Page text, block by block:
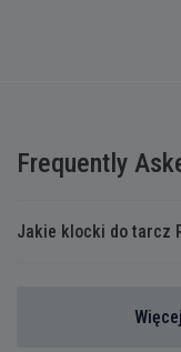
Frequently
Jakie klocki do tarcz